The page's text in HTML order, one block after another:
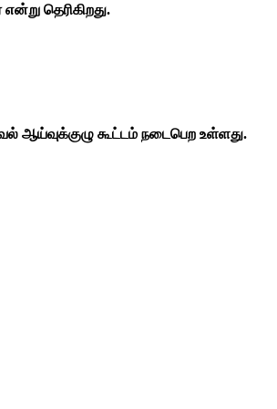
தெரிகிறது.
ஆய்வுக்குழு கூட்டம் நடைபெற உள்ளது.